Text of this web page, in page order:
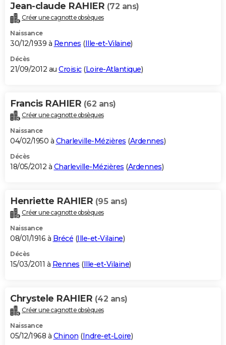
Jean-claude RAHIER (72 ans)
Créer une cagnotte obsèques
Naissance
30/12/1939 à Rennes (Ille-et-Vilaine)
Décès
21/09/2012 au Croisic(Loire-Atlantique)
Francis RAHIER (62 ans)
Créer une cagnotte obsèques
Naissance
04/02/1950 à Charleville-Mézières (Ardennes)
Décès
18/05/2012 à Charleville-Mézières (Ardennes)
Henriette RAHIER (95 ans)
Créer une cagnotte obsèques
Naissance
08/01/1916 à Brécé (Ille-et-Vilaine)
Décès
15/03/2011 à Rennes (Ille-et-Vilaine)
Chrystele RAHIER (42 ans)
Créer une cagnotte obsèques
Naissance
05/12/1968 à Chinon (Indre-et-Loire)